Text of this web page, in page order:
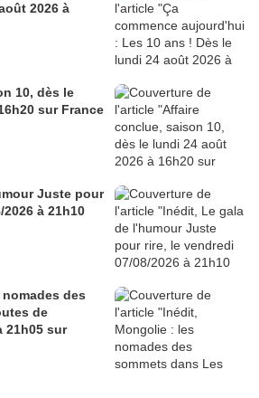
2026 à
10, dès le
sur France
Juste pour
à 21h10
des
de
21h05 sur